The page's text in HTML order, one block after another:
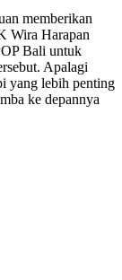
memberikan
Wira Harapan
Bali untuk
Apalagi
yang lebih penting
ke depannya